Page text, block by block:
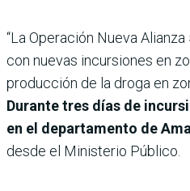
“La Operación Nueva
con nuevas incursiones en
producción de la droga en
Durante tres días de
en el departamento de
desde el Ministerio Público.